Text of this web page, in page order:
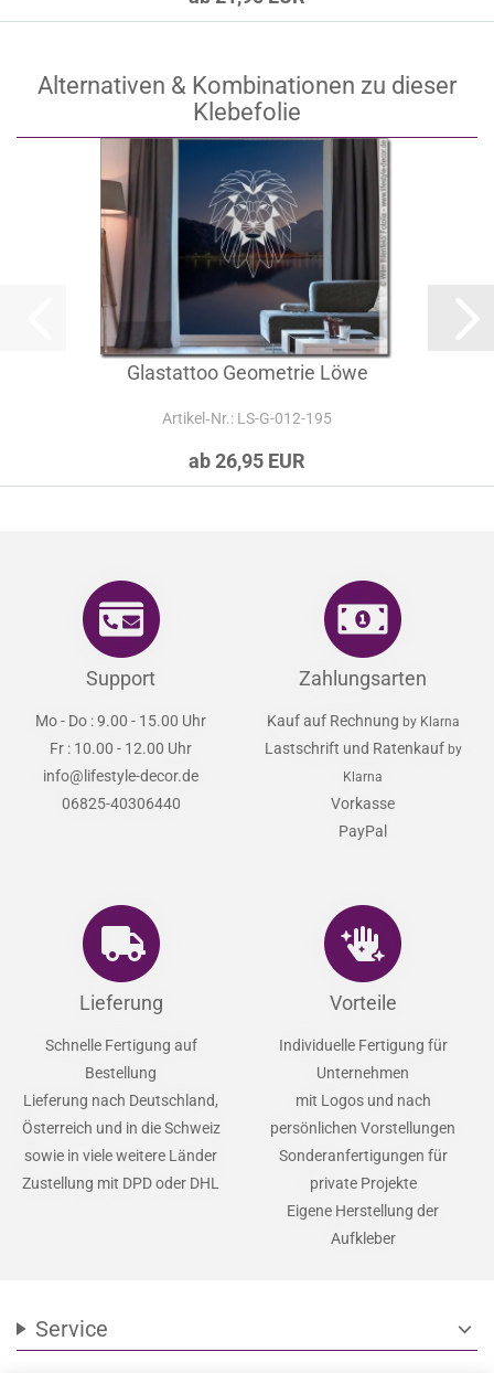
Alternativen & Kombinationen zu dieser
Klebefolie
Glastattoo Geometrie Löwe
Artikel‑Nr.: LS-G-012-195
ab 26,95 EUR
Support
Mo - Do : 9.00 - 15.00 Uhr
Fr : 10.00 - 12.00 Uhr
info@lifestyle-decor.de
06825-40306440
Zahlungsarten
Kauf auf Rechnung by Klarna
Lastschrift und Ratenkauf by
Klarna
Vorkasse
PayPal
Lieferung
Schnelle Fertigung auf
Bestellung
Lieferung nach Deutschland,
Österreich und in die Schweiz
sowie in viele weitere Länder
Zustellung mit DPD oder DHL
Vorteile
Individuelle Fertigung für
Unternehmen
mit Logos und nach
persönlichen Vorstellungen
Sonderanfertigungen für
private Projekte
Eigene Herstellung der
Aufkleber
Service expand_more